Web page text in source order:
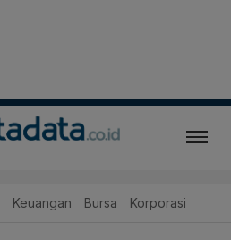
Keuangan Bursa Korporasi